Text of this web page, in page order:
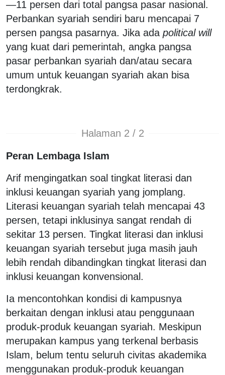
—11 persen dari total pangsa pasar nasional.
Perbankan syariah sendiri baru mencapai 7
persen pangsa pasarnya. Jika ada political will
yang kuat dari pemerintah, angka pangsa
pasar perbankan syariah dan/atau secara
umum untuk keuangan syariah akan bisa
terdongkrak.
Halaman 2 / 2
Peran Lembaga Islam
Arif mengingatkan soal tingkat literasi dan
inklusi keuangan syariah yang jomplang.
Literasi keuangan syariah telah mencapai 43
persen, tetapi inklusinya sangat rendah di
sekitar 13 persen. Tingkat literasi dan inklusi
keuangan syariah tersebut juga masih jauh
lebih rendah dibandingkan tingkat literasi dan
inklusi keuangan konvensional.
Ia mencontohkan kondisi di kampusnya
berkaitan dengan inklusi atau penggunaan
produk-produk keuangan syariah. Meskipun
merupakan kampus yang terkenal berbasis
Islam, belum tentu seluruh civitas akademika
menggunakan produk-produk keuangan